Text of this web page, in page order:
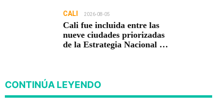
CALI 2026-08-05
Cali fue incluida entre las
nueve ciudades priorizadas
de la Estrategia Nacional de
CONTINÚA LEYENDO